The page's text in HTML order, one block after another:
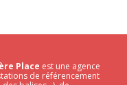
Place est une agence
de référencement